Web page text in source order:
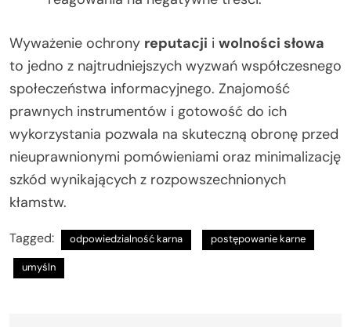
Wyważenie ochrony reputacji i wolności słowa
to jedno z najtrudniejszych wyzwań współczesnego
społeczeństwa informacyjnego. Znajomość
prawnych instrumentów i gotowość do ich
wykorzystania pozwala na skuteczną obronę przed
nieuprawnionymi pomówieniami oraz minimalizację
szkód wynikających z rozpowszechnionych
kłamstw.
Tagged: odpowiedzialność karna postępowanie karne
umyśln